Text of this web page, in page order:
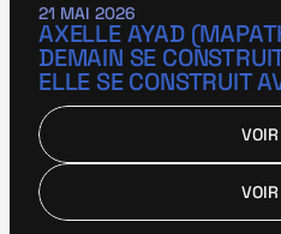
21 MAI 2026
AXELLE AYAD
DEMAIN SE
ELLE SE CONSTRUIT
VOIR
VOIR